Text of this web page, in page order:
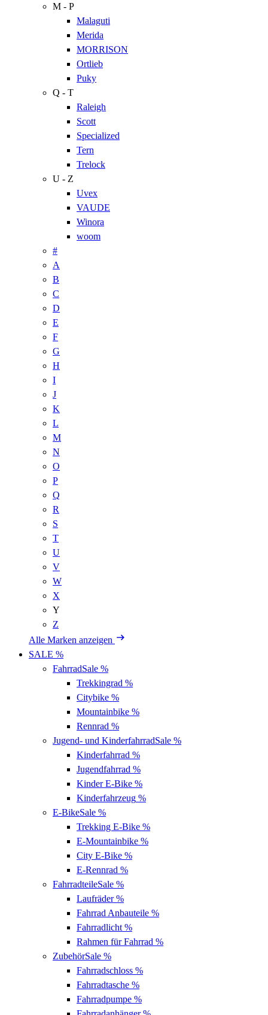
M - P
Malaguti
Merida
MORRISON
Ortlieb
Puky
Q - T
Raleigh
Scott
Specialized
Tern
Trelock
U - Z
Uvex
VAUDE
Winora
woom
#
A
B
C
D
E
F
G
H
I
J
K
L
M
N
O
P
Q
R
S
T
U
V
W
X
Y
Z
Alle Marken anzeigen
SALE %
FahrradSale %
Trekkingrad %
Citybike %
Mountainbike %
Rennrad %
Jugend- und KinderfahrradSale %
Kinderfahrrad %
Jugendfahrrad %
Kinder E-Bike %
Kinderfahrzeug %
E-BikeSale %
Trekking E-Bike %
E-Mountainbike %
City E-Bike %
E-Rennrad %
FahrradteileSale %
Laufräder%
Fahrrad Anbauteile %
Fahrradlicht %
Rahmen für Fahrrad %
ZubehörSale %
Fahrradschloss %
Fahrradtasche %
Fahrradpumpe %